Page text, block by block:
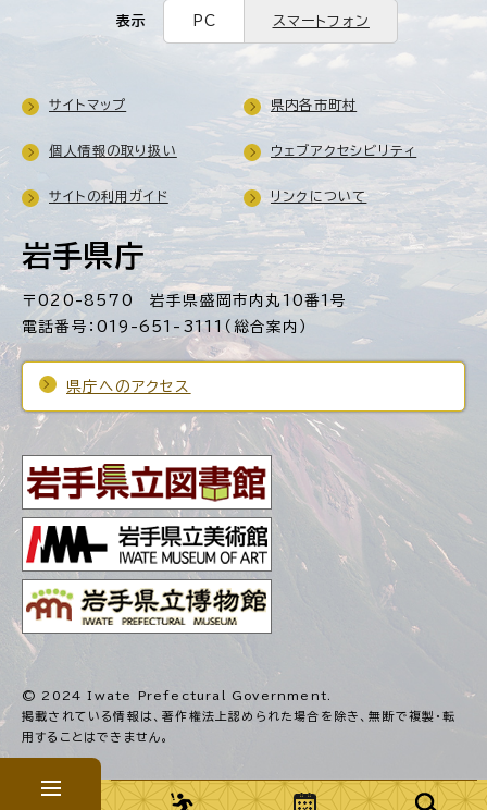
表示 PC スマートフォン
岩手県庁
〒020-8570 岩手県盛岡市内丸10番1号
電話番号：019-651-3111（総合案内）
県庁へのアクセス
サイトマップ 県内各市町村
個人情報の取り扱い ウェブアクセシビリティ
サイトの利用ガイド リンクについて
© 2024 Iwate Prefectural Government.
掲載されている情報は、著作権法上認められた場合を除き、無断で複製・転
用することはできません。